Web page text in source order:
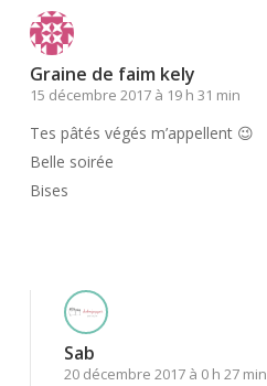
Graine de faim kely
15 décembre 2017 à 19 h 31 min
Tes pâtés végés m’appellent 😉
Belle soirée
Bises
Sab
20 décembre 2017 à 0 h 27 min